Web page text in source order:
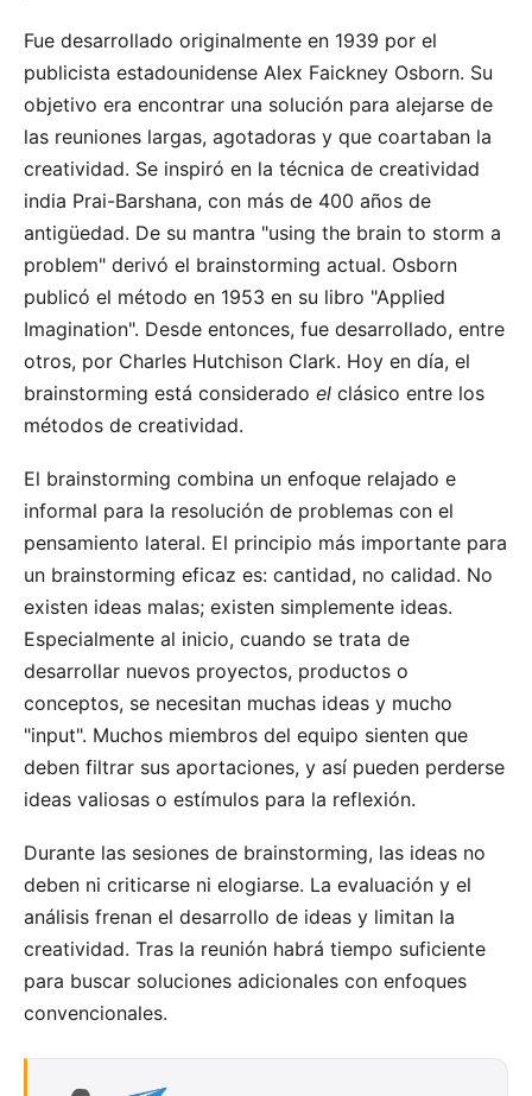
Fue desarrollado originalmente en 1939 por el
publicista estadounidense Alex Faickney Osborn. Su
objetivo era encontrar una solución para alejarse de
las reuniones largas, agotadoras y que coartaban la
creatividad. Se inspiró en la técnica de creatividad
india Prai-Barshana, con más de 400 años de
antigüedad. De su mantra "using the brain to storm a
problem" derivó el brainstorming actual. Osborn
publicó el método en 1953 en su libro "Applied
Imagination". Desde entonces, fue desarrollado, entre
otros, por Charles Hutchison Clark. Hoy en día, el
brainstorming está considerado el clásico entre los
métodos de creatividad.
El brainstorming combina un enfoque relajado e
informal para la resolución de problemas con el
pensamiento lateral. El principio más importante para
un brainstorming eficaz es: cantidad, no calidad. No
existen ideas malas; existen simplemente ideas.
Especialmente al inicio, cuando se trata de
desarrollar nuevos proyectos, productos o
conceptos, se necesitan muchas ideas y mucho
"input". Muchos miembros del equipo sienten que
deben filtrar sus aportaciones, y así pueden perderse
ideas valiosas o estímulos para la reflexión.
Durante las sesiones de brainstorming, las ideas no
deben ni criticarse ni elogiarse. La evaluación y el
análisis frenan el desarrollo de ideas y limitan la
creatividad. Tras la reunión habrá tiempo suficiente
para buscar soluciones adicionales con enfoques
convencionales.